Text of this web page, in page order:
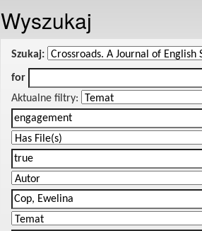
Wyszukaj
Szukaj:
for
Aktualne filtry: